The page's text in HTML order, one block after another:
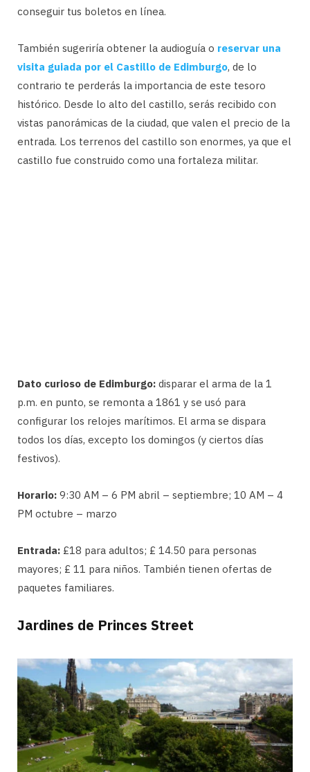
conseguir tus boletos en línea.
También sugeriría obtener la audioguía o reservar una
visita guiada por el Castillo de Edimburgo, de lo
contrario te perderás la importancia de este tesoro
histórico. Desde lo alto del castillo, serás recibido con
vistas panorámicas de la ciudad, que valen el precio de la
entrada. Los terrenos del castillo son enormes, ya que el
castillo fue construido como una fortaleza militar.
Dato curioso de Edimburgo: disparar el arma de la 1
p.m. en punto, se remonta a 1861 y se usó para
configurar los relojes marítimos. El arma se dispara
todos los días, excepto los domingos (y ciertos días
festivos).
Horario: 9:30 AM – 6 PM abril – septiembre; 10 AM – 4
PM octubre – marzo
Entrada: £18 para adultos; £ 14.50 para personas
mayores; £ 11 para niños. También tienen ofertas de
paquetes familiares.
Jardines de Princes Street